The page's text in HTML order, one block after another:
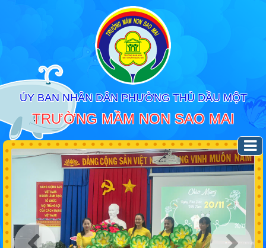
ỦY BAN NHÂN DÂN PHƯỜNG THỦ DẦU MỘT
TRƯỜNG MẦM NON SAO MAI